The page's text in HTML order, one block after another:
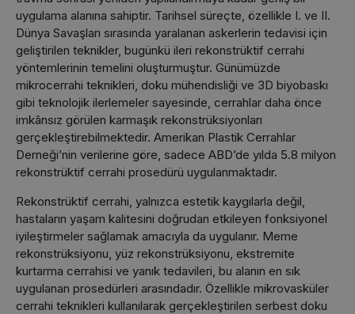
uygulama alanına sahiptir. Tarihsel süreçte, özellikle I. ve II.
Dünya Savaşları sırasında yaralanan askerlerin tedavisi için
geliştirilen teknikler, bugünkü ileri rekonstrüktif cerrahi
yöntemlerinin temelini oluşturmuştur. Günümüzde
mikrocerrahi teknikleri, doku mühendisliği ve 3D biyobaskı
gibi teknolojik ilerlemeler sayesinde, cerrahlar daha önce
imkânsız görülen karmaşık rekonstrüksiyonları
gerçekleştirebilmektedir. Amerikan Plastik Cerrahlar
Derneği’nin verilerine göre, sadece ABD’de yılda 5.8 milyon
rekonstrüktif cerrahi prosedürü uygulanmaktadır.
Rekonstrüktif cerrahi, yalnızca estetik kaygılarla değil,
hastaların yaşam kalitesini doğrudan etkileyen fonksiyonel
iyileştirmeler sağlamak amacıyla da uygulanır. Meme
rekonstrüksiyonu, yüz rekonstrüksiyonu, ekstremite
kurtarma cerrahisi ve yanık tedavileri, bu alanın en sık
uygulanan prosedürleri arasındadır. Özellikle mikrovasküler
cerrahi teknikleri kullanılarak gerçekleştirilen serbest doku